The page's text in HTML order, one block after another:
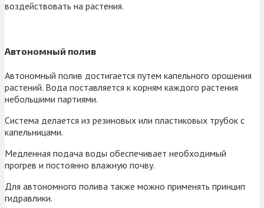
воздействовать на растения.
Автономный полив
Автономный полив достигается путем капельного орошения
растений. Вода поставляется к корням каждого растения
небольшими партиями.
Система делается из резиновых или пластиковых трубок с
капельницами.
Медленная подача воды обеспечивает необходимый
прогрев и постоянно влажную почву.
Для автономного полива также можно применять принцип
гидравлики.